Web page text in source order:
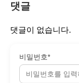
댓글
댓글이 없습니다.
비밀번호*